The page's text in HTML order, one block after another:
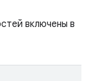
включены в